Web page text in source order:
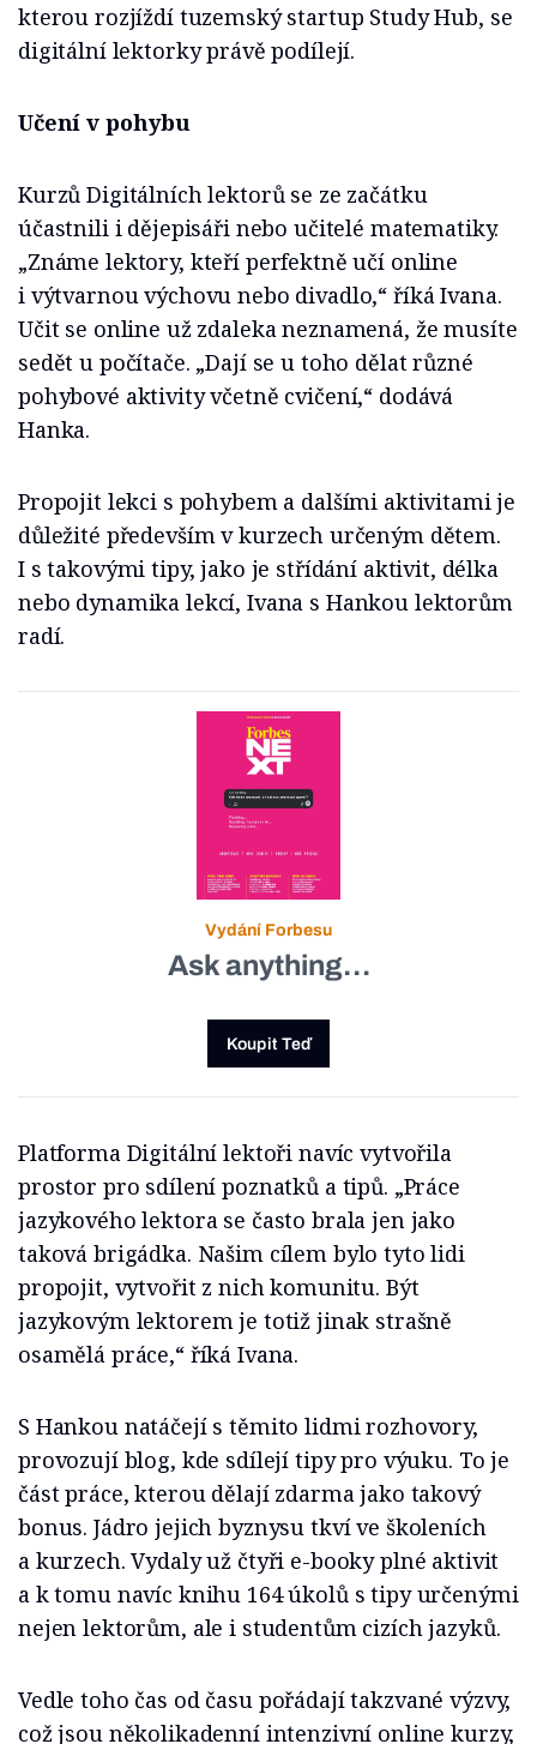
kterou rozjíždí tuzemský startup Study Hub, se
digitální lektorky právě podílejí.
Učení v pohybu
Kurzů Digitálních lektorů se ze začátku
účastnili i dějepisáři nebo učitelé matematiky.
„Známe lektory, kteří perfektně učí online
i výtvarnou výchovu nebo divadlo,“ říká Ivana.
Učit se online už zdaleka neznamená, že musíte
sedět u počítače. „Dají se u toho dělat různé
pohybové aktivity včetně cvičení,“ dodává
Hanka.
Propojit lekci s pohybem a dalšími aktivitami je
důležité především v kurzech určeným dětem.
I s takovými tipy, jako je střídání aktivit, délka
nebo dynamika lekcí, Ivana s Hankou lektorům
radí.
Vydání Forbesu
Ask anything…
Koupit Teď
Platforma Digitální lektoři navíc vytvořila
prostor pro sdílení poznatků a tipů. „Práce
jazykového lektora se často brala jen jako
taková brigádka. Našim cílem bylo tyto lidi
propojit, vytvořit z nich komunitu. Být
jazykovým lektorem je totiž jinak strašně
osamělá práce,“ říká Ivana.
S Hankou natáčejí s těmito lidmi rozhovory,
provozují blog, kde sdílejí tipy pro výuku. To je
část práce, kterou dělají zdarma jako takový
bonus. Jádro jejich byznysu tkví ve školeních
a kurzech. Vydaly už čtyři e-booky plné aktivit
a k tomu navíc knihu 164 úkolů s tipy určenými
nejen lektorům, ale i studentům cizích jazyků.
Vedle toho čas od času pořádají takzvané výzvy,
což jsou několikadenní intenzivní online kurzy,